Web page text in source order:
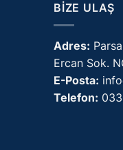
BIZE ULAŞ
Adres:
Ercan Sok.
E-Posta:
Telefon: